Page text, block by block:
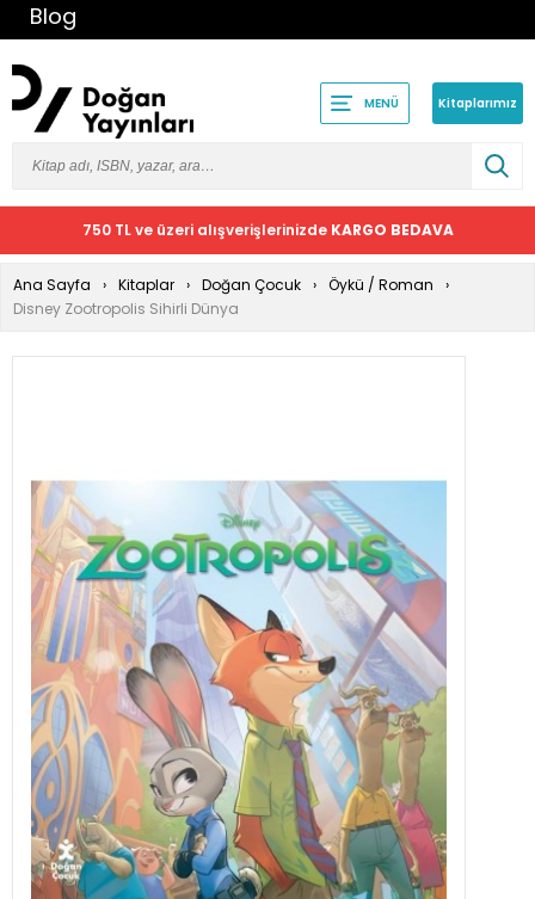
Blog
MENÜ Kitaplarımız
750 TL ve üzeri alışverişlerinizde KARGO BEDAVA
Ana Sayfa Kitaplar Doğan Çocuk
Öykü / Roman
Disney Zootropolis Sihirli Dünya